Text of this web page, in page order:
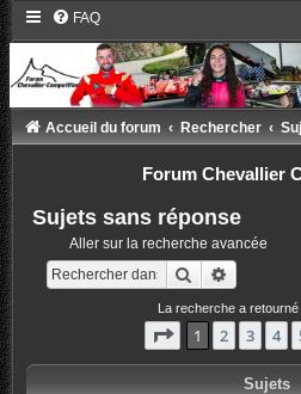
FAQ
Accueil du forum Rechercher
Forum Chevallier
Sujets sans réponse
Aller sur la recherche avancée
Rechercher
La recherche a
Page 1sur19
1 2 3 4
Sujets